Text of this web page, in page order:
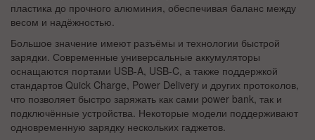
пластика до прочного алюминия, обеспечивая баланс между
весом и надёжностью.
Большое значение имеют разъёмы и технологии быстрой
зарядки. Современные универсальные аккумуляторы
оснащаются портами USB-A, USB-C, а также поддержкой
стандартов Quick Charge, Power Delivery и других протоколов,
что позволяет быстро заряжать как сами power bank, так и
подключённые устройства. Некоторые модели поддерживают
одновременную зарядку нескольких гаджетов.